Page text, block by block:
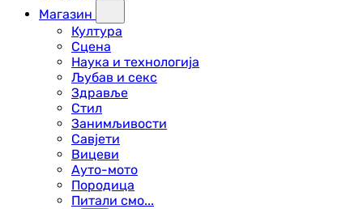
Магазин
Култура
Сцена
Наука и технологија
Љубав и секс
Здравље
Стил
Занимљивости
Савјети
Вицеви
Ауто-мото
Породица
Питали смо...